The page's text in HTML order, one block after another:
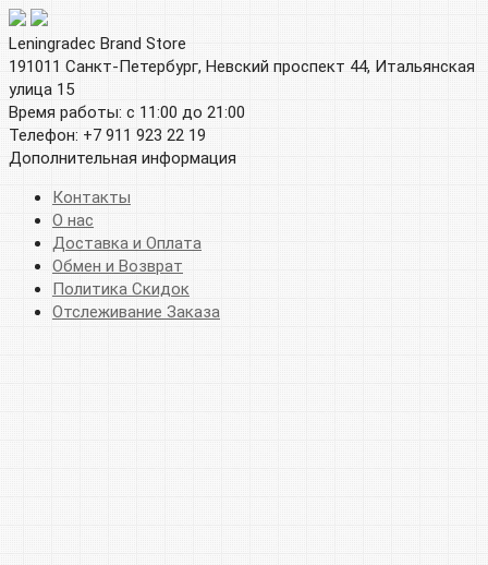
Leningradec Brand Store
191011 Санкт-Петербург, Невский проспект 44, Итальянская
улица 15
Время работы: с 11:00 до 21:00
Телефон: +7 911 923 22 19
Дополнительная информация
Контакты
О нас
Доставка и Оплата
Обмен и Возврат
Политика Скидок
Отслеживание Заказа